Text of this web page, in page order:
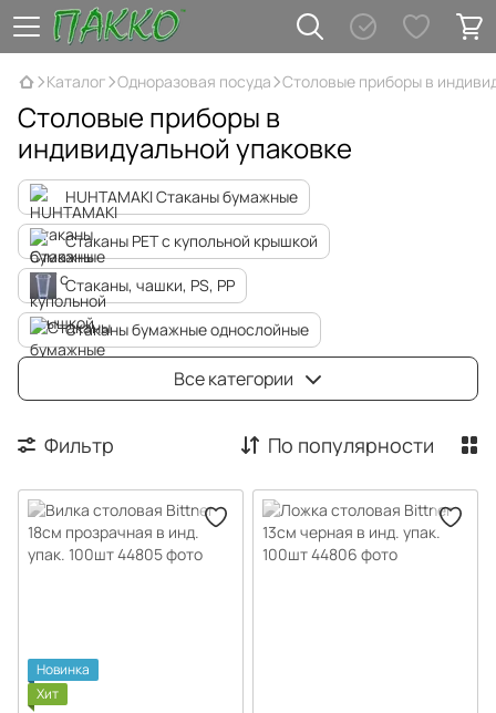
Каталог Одноразовая посуда Столовые приборы в
Столовые приборы в
индивидуальной упаковке
HUHTAMAKI Стаканы бумажные
Стаканы PET с купольной крышкой
Стаканы, чашки, PS, PP
Стаканы бумажные однослойные
Стаканы бумажные гофрованые
Крышки для бумажных стаканов
Держатели для бумажных стаканов
Столовые приборы
Все категории
Фильтр По популярности
Новинка
Хит